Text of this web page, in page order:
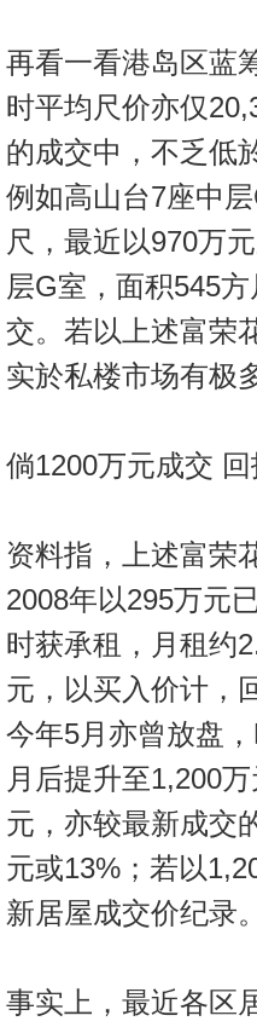
再看一看港岛区蓝
时平均尺价亦仅
的成交中，不乏低
例如高山台7座中
尺，最近以970万
层G室，面积545
交。若以上述富荣
实於私楼市场有极
倘1200万元成交
资料指，上述富荣
2008年以295万元
时获承租，月租约
元，以买入价计，
今年5月亦曾放盘
月后提升至1,200
元，亦较最新成交
元或13%；若以
新居屋成交价纪录。
事实上，最近各区